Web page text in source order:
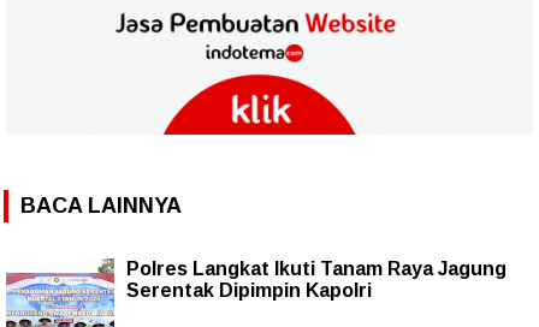
BACA LAINNYA
Polres Langkat Ikuti Tanam Raya Jagung
Serentak Dipimpin Kapolri